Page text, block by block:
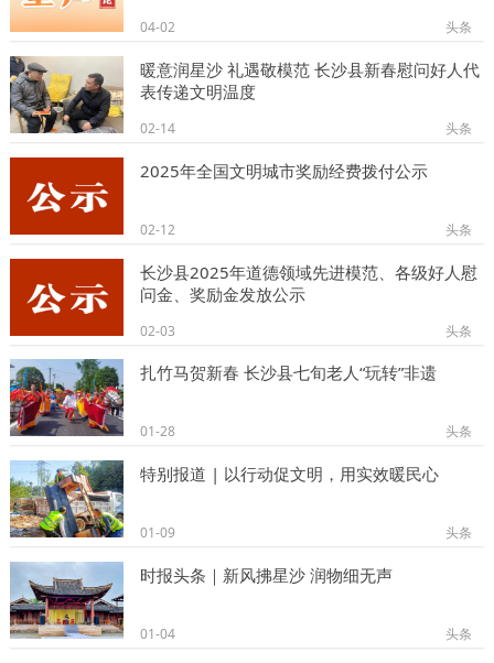
04-02 头条
暖意润星沙 礼遇敬模范 长沙县新春慰问好人代
表传递文明温度
02-14 头条
2025年全国文明城市奖励经费拨付公示
02-12 头条
长沙县2025年道德领域先进模范、各级好人慰
问金、奖励金发放公示
02-03 头条
扎竹马贺新春 长沙县七旬老人“玩转”非遗
01-28 头条
特别报道 | 以行动促文明，用实效暖民心
01-09 头条
时报头条｜新风拂星沙 润物细无声
01-04 头条